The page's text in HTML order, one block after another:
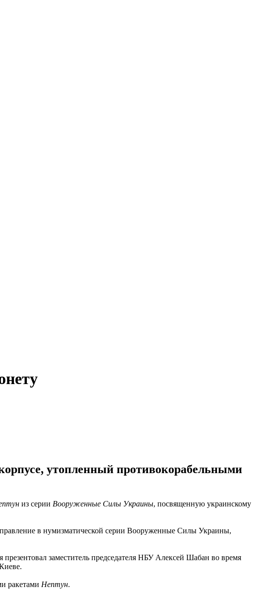
утопленный противокорабельными
из серии Вооруженные Силы Украины, посвященную украинскому
в нумизматической серии Вооруженные Силы Украины,
презентовал заместитель председателя НБУ Алексей Шабан во время
ракетами Нептун.